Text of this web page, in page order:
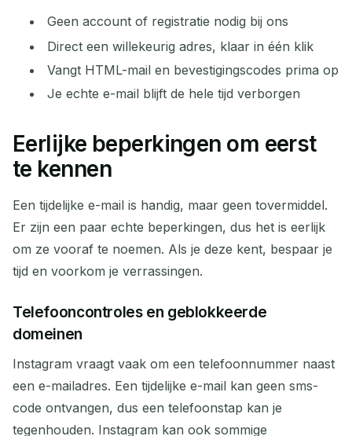
Geen account of registratie nodig bij ons
Direct een willekeurig adres, klaar in één klik
Vangt HTML-mail en bevestigingscodes prima op
Je echte e-mail blijft de hele tijd verborgen
Eerlijke beperkingen om eerst
te kennen
Een tijdelijke e-mail is handig, maar geen tovermiddel.
Er zijn een paar echte beperkingen, dus het is eerlijk
om ze vooraf te noemen. Als je deze kent, bespaar je
tijd en voorkom je verrassingen.
Telefooncontroles en geblokkeerde
domeinen
Instagram vraagt vaak om een telefoonnummer naast
een e-mailadres. Een tijdelijke e-mail kan geen sms-
code ontvangen, dus een telefoonstap kan je
tegenhouden. Instagram kan ook sommige